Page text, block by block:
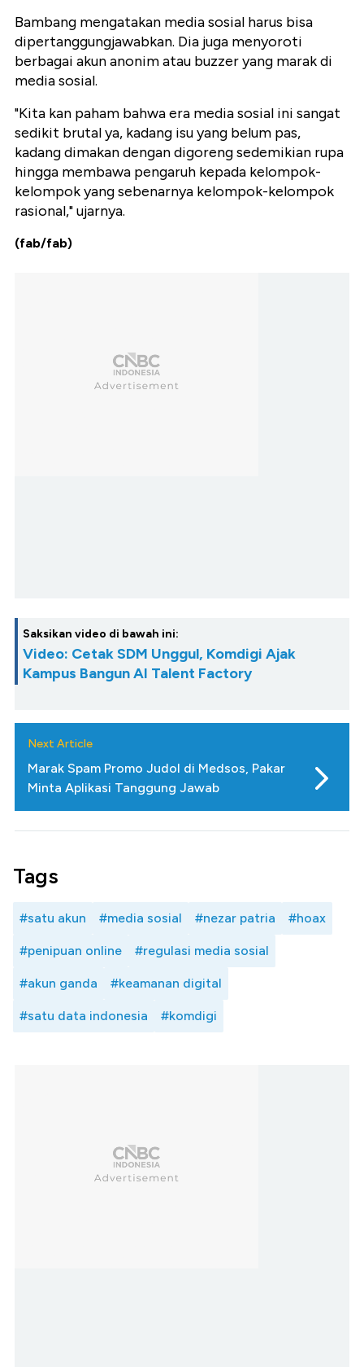
Bambang mengatakan media sosial harus bisa
dipertanggungjawabkan. Dia juga menyoroti
berbagai akun anonim atau buzzer yang marak di
media sosial.
"Kita kan paham bahwa era media sosial ini sangat
sedikit brutal ya, kadang isu yang belum pas,
kadang dimakan dengan digoreng sedemikian rupa
hingga membawa pengaruh kepada kelompok-
kelompok yang sebenarnya kelompok-kelompok
rasional," ujarnya.
(fab/fab)
Saksikan video di bawah ini:
Video: Cetak SDM Unggul, Komdigi Ajak
Kampus Bangun AI Talent Factory
Next Article
Marak Spam Promo Judol di Medsos, Pakar
Minta Aplikasi Tanggung Jawab
Tags
#satu akun #media sosial #nezar patria #hoax
#penipuan online #regulasi media sosial
#akun ganda #keamanan digital
#satu data indonesia #komdigi